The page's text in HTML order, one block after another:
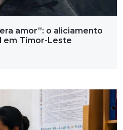
amor”: o aliciamento
em Timor-Leste